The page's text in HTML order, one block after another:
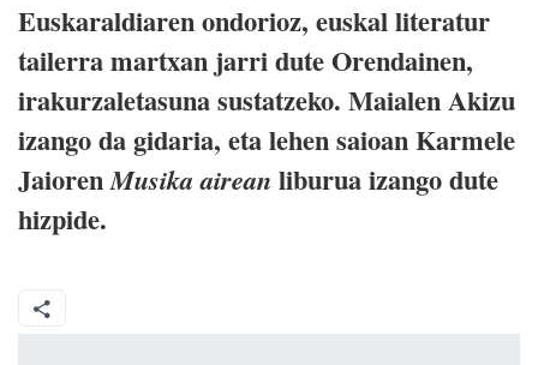
Euskaraldiaren ondorioz, euskal literatur
tailerra martxan jarri dute Orendainen,
irakurzaletasuna sustatzeko. Maialen Akizu
izango da gidaria, eta lehen saioan Karmele
JaiorenMusika airean liburua izango dute
hizpide.